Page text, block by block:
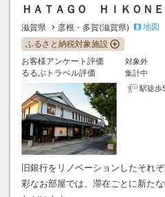
ＨＡＴＡＧＯ ＨＩＫＯＮＥ
滋賀県 彦根・多賀(滋賀県)
地図
ふるさと納税対象施設
お客様アンケート評価
対象外
るるぶトラベル評価
集計中
駅徒歩
旧銀行をリノベーションしたそれ
彩なお部屋では、滞在ごとに新た